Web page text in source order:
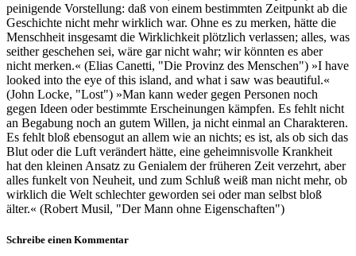
peinigende Vorstellung: daß von einem bestimmten Zeitpunkt ab die
Geschichte nicht mehr wirklich war. Ohne es zu merken, hätte die
Menschheit insgesamt die Wirklichkeit plötzlich verlassen; alles, was
seither geschehen sei, wäre gar nicht wahr; wir könnten es aber
nicht merken.« (Elias Canetti, "Die Provinz des Menschen") »I have
looked into the eye of this island, and what i saw was beautiful.«
(John Locke, "Lost") »Man kann weder gegen Personen noch
gegen Ideen oder bestimmte Erscheinungen kämpfen. Es fehlt nicht
an Begabung noch an gutem Willen, ja nicht einmal an Charakteren.
Es fehlt bloß ebensogut an allem wie an nichts; es ist, als ob sich das
Blut oder die Luft verändert hätte, eine geheimnisvolle Krankheit
hat den kleinen Ansatz zu Genialem der früheren Zeit verzehrt, aber
alles funkelt von Neuheit, und zum Schluß weiß man nicht mehr, ob
wirklich die Welt schlechter geworden sei oder man selbst bloß
älter.« (Robert Musil, "Der Mann ohne Eigenschaften")
Schreibe einen Kommentar